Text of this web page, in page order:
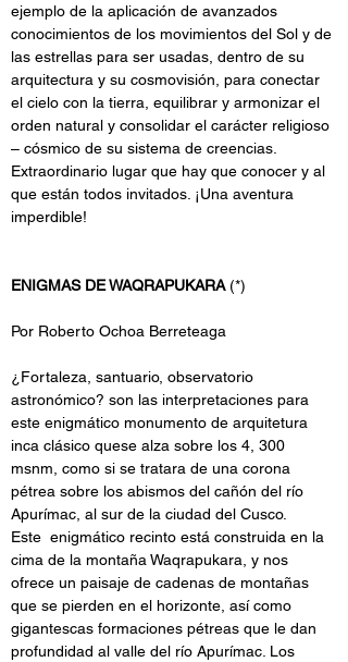
ejemplo de la aplicación de avanzados
conocimientos de los movimientos del Sol y de
las estrellas para ser usadas, dentro de su
arquitectura y su cosmovisión, para conectar
el cielo con la tierra, equilibrar y armonizar el
orden natural y consolidar el carácter religioso
– cósmico de su sistema de creencias.
Extraordinario lugar que hay que conocer y al
que están todos invitados. ¡Una aventura
imperdible!
ENIGMAS DE WAQRAPUKARA (*)
Por Roberto Ochoa Berreteaga
¿Fortaleza, santuario, observatorio
astronómico? son las interpretaciones para
este enigmático monumento de arquitetura
inca clásico quese alza sobre los 4, 300
msnm, como si se tratara de una corona
pétrea sobre los abismos del cañón del río
Apurímac, al sur de la ciudad del Cusco.
Este  enigmático recinto está construida en la
cima de la montaña Waqrapukara, y nos
ofrece un paisaje de cadenas de montañas
que se pierden en el horizonte, así como
gigantescas formaciones pétreas que le dan
profundidad al valle del río Apurímac. Los